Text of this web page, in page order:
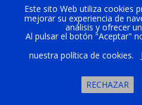
Fijo:
913
Movil:
676
Lun a Vier:
9:00
16:00
Este sito Web utiliza cookies
mejorar su experiencia de
análisis y ofrecer
Al pulsar el botón "Aceptar"
nuestra política de cookies.
RECHAZAR